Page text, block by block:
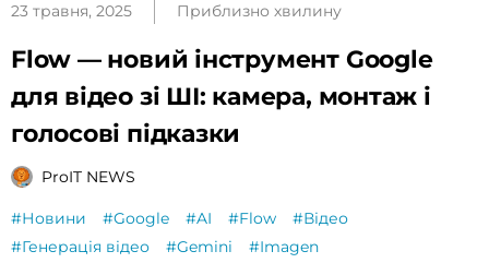
23 травня, 2025 Приблизно хвилину
Flow — новий інструмент Google
для відео зі ШІ: камера, монтаж і
голосові підказки
ProIT NEWS
#Новини #Google #AI #Flow
#Відео
#Генерація відео
#Gemini #Imagen